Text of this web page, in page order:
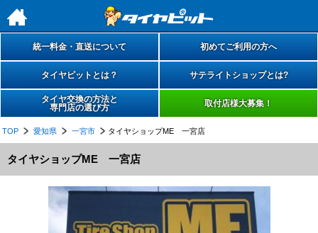
h
統一料金・直送について 初めてご利用の方へ
タイヤピットとは？ サテライトショップとは?
タイヤ交換の方法と
専門店の選び方
取付店様大募集！
TOP 愛知県 一宮市 タイヤショップME 一宮店
タイヤショップME 一宮店